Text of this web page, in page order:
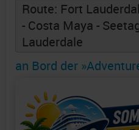
Route: Fort
- Costa Maya -
Lauderdale
an Bord der